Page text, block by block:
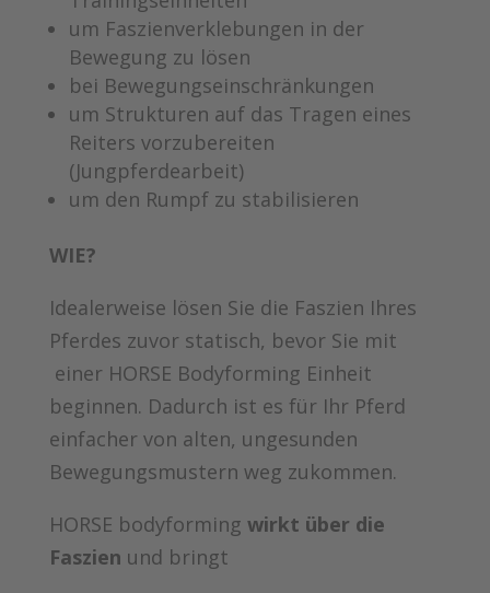
um Faszienverklebungen in der
Bewegung zu lösen
bei Bewegungseinschränkungen
um Strukturen auf das Tragen eines
Reiters vorzubereiten
(Jungpferdearbeit)
um den Rumpf zu stabilisieren
WIE?
Idealerweise lösen Sie die Faszien Ihres
Pferdes zuvor statisch, bevor Sie mit
einer HORSE Bodyforming Einheit
beginnen. Dadurch ist es für Ihr Pferd
einfacher von alten, ungesunden
Bewegungsmustern weg zukommen.
HORSE bodyforming wirkt über die
Faszien und bringt